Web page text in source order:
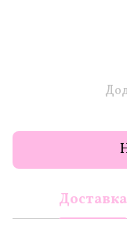
Доставка